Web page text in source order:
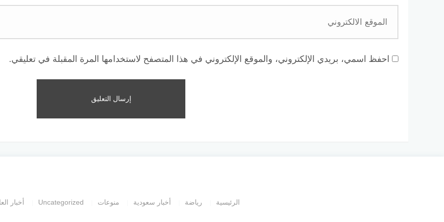
احفظ اسمي، بريدي الإلكتروني، والموقع الإلكتروني في هذا المتصفح لاستخدامها المرة المقبلة في تعليقي.
الرئيسية رياضة أخبار سعودية منوعات Uncategorized أخبار